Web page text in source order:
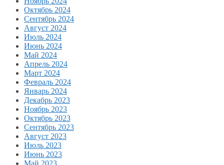
Октябрь 2024
Сентябрь 2024
Август 2024
Июль 2024
Июнь 2024
Май 2024
Апрель 2024
Март 2024
Февраль 2024
Январь 2024
Декабрь 2023
Ноябрь 2023
Октябрь 2023
Сентябрь 2023
Август 2023
Июль 2023
Июнь 2023
Май 2023